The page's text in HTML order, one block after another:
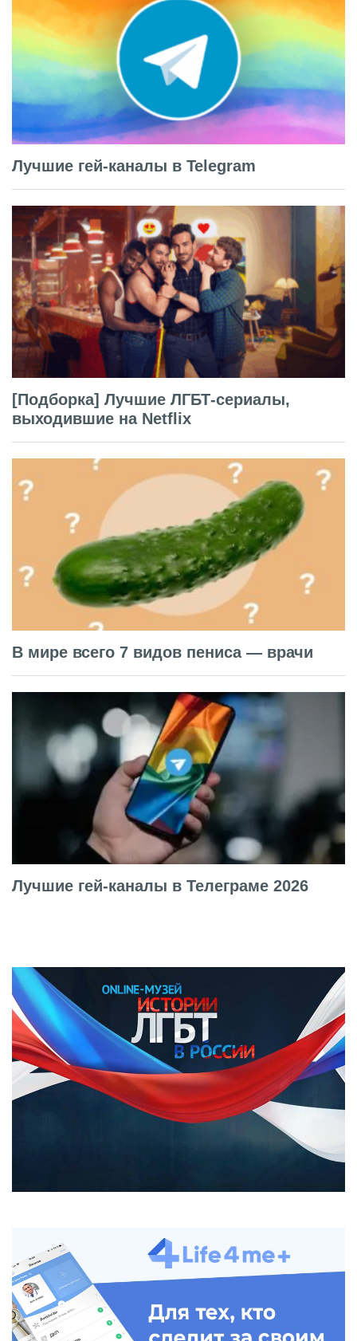
Лучшие гей-каналы в Telegram
[Подборка] Лучшие ЛГБТ-сериалы,
выходившие на Netflix
В мире всего 7 видов пениса — врачи
Лучшие гей-каналы в Телеграме 2026